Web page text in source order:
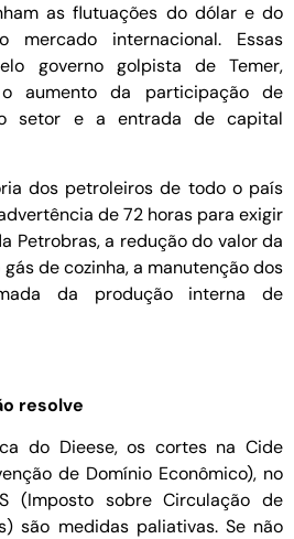
as flutuações do dólar e do
internacional. Essas
governo golpista de Temer,
aumento da participação de
setor e a entrada de capital
dos petroleiros de todo o país
de 72 horas para exigir
Petrobras, a redução do valor da
de cozinha, a manutenção dos
da produção interna de
resolve
do Dieese, os cortes na Cide
de Domínio Econômico), no
(Imposto sobre Circulação de
são medidas paliativas. Se não